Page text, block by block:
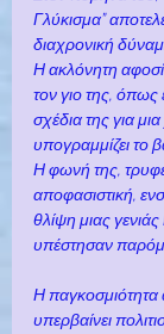
Γλύκισμα”
διαχρονική
Η ακλόνητη
τον γιο της, όπως
σχέδια της για
υπογραμμίζει το
Η φωνή της,
αποφασιστική,
θλίψη μιας
υπέστησαν
Η παγκοσμιότητα
υπερβαίνει